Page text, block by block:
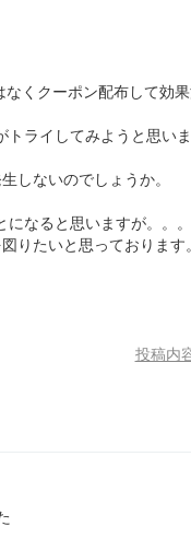
くクーポン配布して効
ライしてみようと思いま
しないのでしょうか。
なると思いますが。。。
りたいと思っております。
投稿内